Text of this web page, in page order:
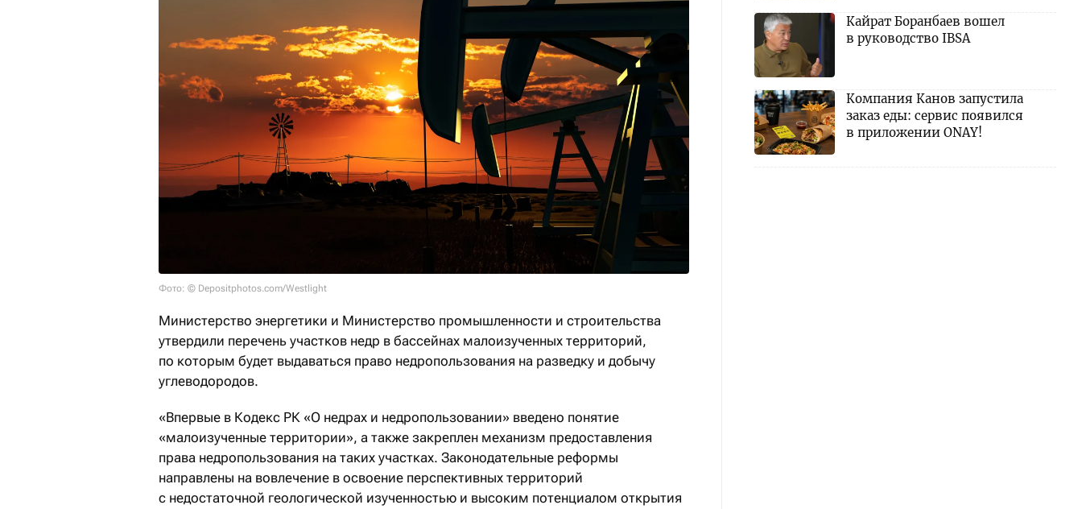
Фото: © Depositphotos.com/Westlight
Министерство энергетики и Министерство промышленности и строительства
утвердили перечень участков недр в бассейнах малоизученных территорий,
по которым будет выдаваться право недропользования на разведку и добычу
углеводородов.
«Впервые в Кодекс РК «О недрах и недропользовании» введено понятие
«малоизученные территории», а также закреплен механизм предоставления
права недропользования на таких участках. Законодательные реформы
направлены на вовлечение в освоение перспективных территорий
с недостаточной геологической изученностью и высоким потенциалом открытия
Кайрат Боранбаев вошел
в руководство IBSA
Компания Канов запустила
заказ еды: сервис появился
в приложении ONAY!